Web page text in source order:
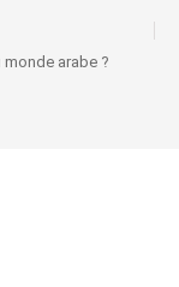
arabe ?